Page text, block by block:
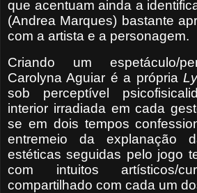
que acentuam ainda a
(Andrea Marques) bastante
com a artista e a personagem.
Criando um espetáculo/
Carolyna Aguiar é a própria
sob perceptível
interior irradiada em cada
se em dois tempos
entremeio da explanação
estéticas seguidas pelo jogo
com intuitos artísticos/
compartilhado com cada um